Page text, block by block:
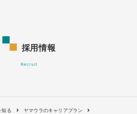
採用情報
Recruit
知る
ヤマウラのキャリアプラン